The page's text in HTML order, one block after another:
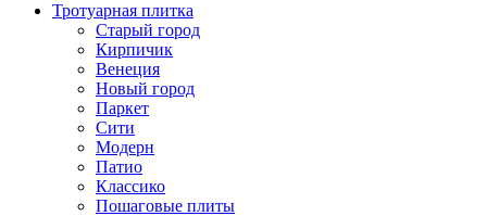
Тротуарная плитка
Старый город
Кирпичик
Венеция
Новый город
Паркет
Сити
Модерн
Патио
Классико
Пошаговые плиты